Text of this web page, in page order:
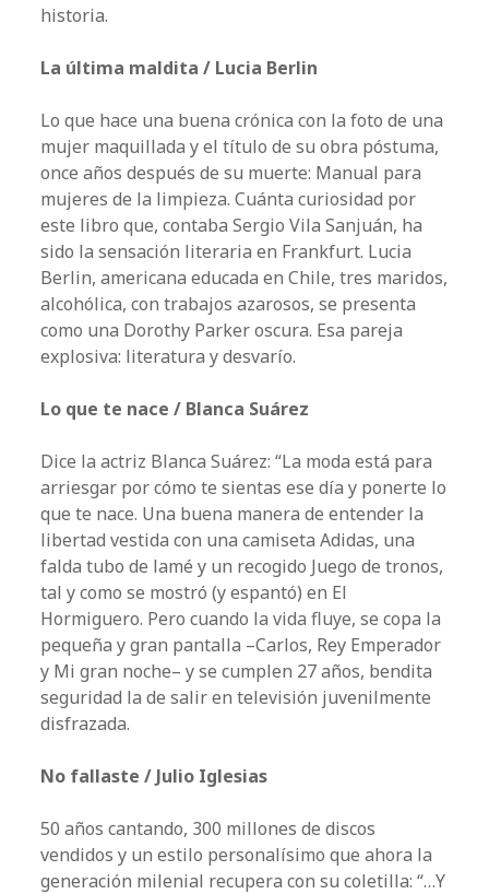
historia.
La última maldita / Lucia Berlin
Lo que hace una buena crónica con la foto de una
mujer maquillada y el título de su obra póstuma,
once años después de su muerte: Manual para
mujeres de la limpieza. Cuánta curiosidad por
este libro que, contaba Sergio Vila Sanjuán, ha
sido la sensación literaria en Frankfurt. Lucia
Berlin, americana educada en Chile, tres maridos,
alcohólica, con trabajos azarosos, se presenta
como una Dorothy Parker oscura. Esa pareja
explosiva: literatura y desvarío.
Lo que te nace / Blanca Suárez
Dice la actriz Blanca Suárez: “La moda está para
arriesgar por cómo te sientas ese día y ponerte lo
que te nace. Una buena manera de entender la
libertad vestida con una camiseta Adidas, una
falda tubo de lamé y un recogido Juego de tronos,
tal y como se mostró (y espantó) en El
Hormiguero. Pero cuando la vida fluye, se copa la
pequeña y gran pantalla –Carlos, Rey Emperador
y Mi gran noche– y se cumplen 27 años, bendita
seguridad la de salir en televisión juvenilmente
disfrazada.
No fallaste / Julio Iglesias
50 años cantando, 300 millones de discos
vendidos y un estilo personalísimo que ahora la
generación milenial recupera con su coletilla: “…Y